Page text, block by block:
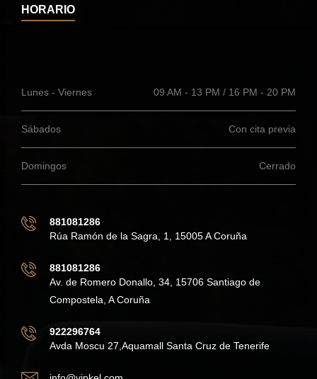
HORARIO
Lunes - Viernes 09 AM - 13 PM / 16 PM - 20 PM
Sábados Con cita previa
Domingos Cerrado
881081286
Rúa Ramón de la Sagra, 1, 15005 A Coruña
881081286
Av. de Romero Donallo, 34, 15706 Santiago de
Compostela, A Coruña
922296764
Avda Moscu 27,Aquamall Santa Cruz de Tenerife